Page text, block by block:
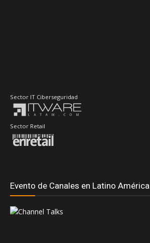
Sector IT Ciberseguridad
Sector Retail
Evento de Canales en Latino América